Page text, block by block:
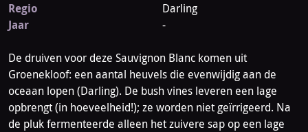
Regio
Darling
Jaar
-
De druiven voor deze Sauvignon Blanc komen uit
Groenekloof: een aantal heuvels die evenwijdig aan de
oceaan lopen (Darling). De bush vines leveren een lage
opbrengt (in hoeveelheid!); ze worden niet geïrrigeerd. Na
de pluk fermenteerde alleen het zuivere sap op een lage